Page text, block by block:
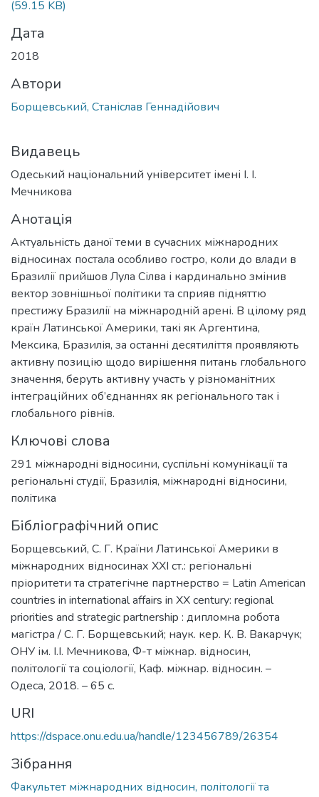
(59.15 KB)
Дата
2018
Автори
Борщевський, Станіслав Геннадійович
Видавець
Одеський національний університет імені І. І.
Мечникова
Анотація
Актуальність даної теми в сучасних міжнародних
відносинах постала особливо гостро, коли до влади в
Бразилії прийшов Лула Сілва і кардинально змінив
вектор зовнішньої політики та сприяв підняттю
престижу Бразилії на міжнародній арені. В цілому ряд
країн Латинської Америки, такі як Аргентина,
Мексика, Бразилія, за останні десятиліття проявляють
активну позицію щодо вирішення питань глобального
значення, беруть активну участь у різноманітних
інтеграційних об’єднаннях як регіонального так і
глобального рівнів.
Ключові слова
291 міжнародні відносини, суспільні комунікації та
регіональні студії, Бразилія, міжнародні відносини,
політика
Бібліографічний опис
Борщевський, С. Г. Країни Латинської Америки в
міжнародних відносинах ХХІ ст.: регіональні
пріоритети та стратегічне партнерство = Latin American
countries in international affairs in XX century: regional
priorities and strategic partnership : дипломна робота
магістра / С. Г. Борщевський; наук. кер. К. В. Вакарчук;
ОНУ ім. І.І. Мечникова, Ф-т міжнар. відносин,
політології та соціології, Каф. міжнар. відносин. –
Одеса, 2018. – 65 с.
URI
https://dspace.onu.edu.ua/handle/123456789/26354
Зібрання
Факультет міжнародних відносин, політології та